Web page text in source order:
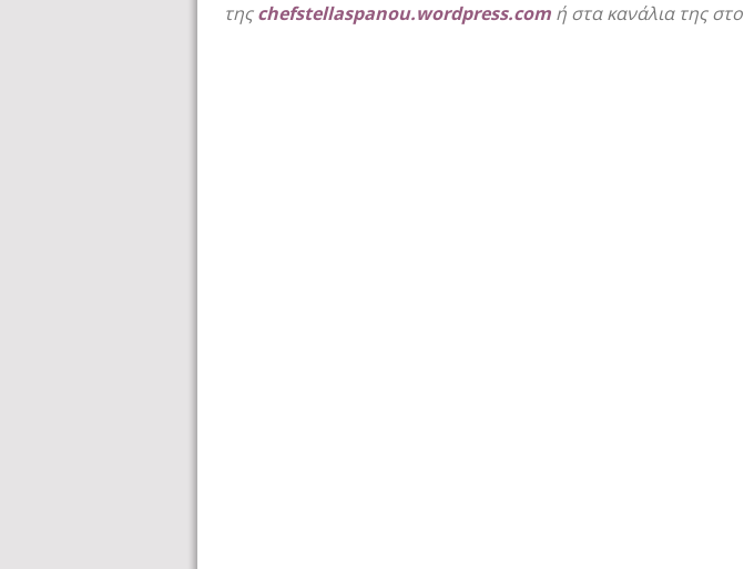
τηςchefstellaspanou.wordpress.com ή στα κανάλια της στο